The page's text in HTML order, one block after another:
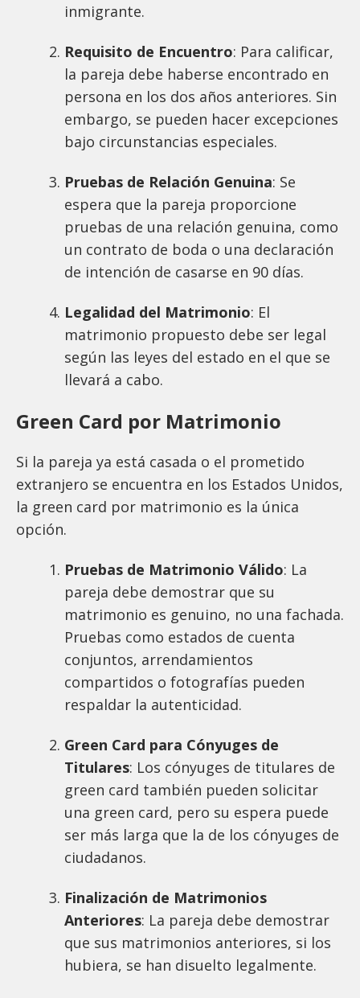
inmigrante.
Requisito de Encuentro: Para calificar,
la pareja debe haberse encontrado en
persona en los dos años anteriores. Sin
embargo, se pueden hacer excepciones
bajo circunstancias especiales.
Pruebas de Relación Genuina: Se
espera que la pareja proporcione
pruebas de una relación genuina, como
un contrato de boda o una declaración
de intención de casarse en 90 días.
Legalidad del Matrimonio: El
matrimonio propuesto debe ser legal
según las leyes del estado en el que se
llevará a cabo.
Green Card por Matrimonio
Si la pareja ya está casada o el prometido
extranjero se encuentra en los Estados Unidos,
la green card por matrimonio es la única
opción.
Pruebas de Matrimonio Válido: La
pareja debe demostrar que su
matrimonio es genuino, no una fachada.
Pruebas como estados de cuenta
conjuntos, arrendamientos
compartidos o fotografías pueden
respaldar la autenticidad.
Green Card para Cónyuges de
Titulares: Los cónyuges de titulares de
green card también pueden solicitar
una green card, pero su espera puede
ser más larga que la de los cónyuges de
ciudadanos.
Finalización de Matrimonios
Anteriores: La pareja debe demostrar
que sus matrimonios anteriores, si los
hubiera, se han disuelto legalmente.